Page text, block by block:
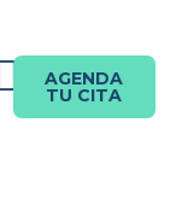
AGENDA
TU CITA